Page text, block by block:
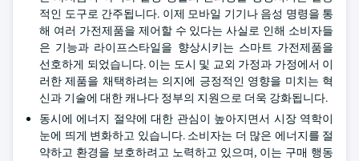
적인 도구로 간주됩니다. 이제 모바일 기기나 음성 명령을 통
해 여러 가전제품을 제어할 수 있다는 사실로 인해 소비자들
은 기능과 라이프스타일을 향상시키는 스마트 가전제품을
선호하게 되었습니다. 이는 도시 및 교외 가정과 가정에서 이
러한 제품을 채택하려는 의지에 긍정적인 영향을 미치는 혁
신과 기술에 대한 캐나다 정부의 지원으로 더욱 강화됩니다.
동시에 에너지 절약에 대한 관심이 높아지면서 시장 역학이
눈에 띄게 변화하고 있습니다. 소비자는 더 많은 에너지를 절
약하고 환경을 보호하려고 노력하고 있으며, 이는 구매 행동